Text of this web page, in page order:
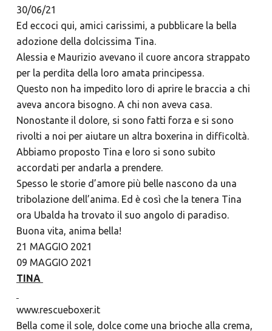
30/06/21
Ed eccoci qui, amici carissimi, a pubblicare la bella
adozione della dolcissima Tina.
Alessia e Maurizio avevano il cuore ancora strappato
per la perdita della loro amata principessa.
Questo non ha impedito loro di aprire le braccia a chi
aveva ancora bisogno. A chi non aveva casa.
Nonostante il dolore, si sono fatti forza e si sono
rivolti a noi per aiutare un altra boxerina in difficoltà.
Abbiamo proposto Tina e loro si sono subito
accordati per andarla a prendere.
Spesso le storie d’amore più belle nascono da una
tribolazione dell’anima. Ed è così che la tenera Tina
ora Ubalda ha trovato il suo angolo di paradiso.
Buona vita, anima bella!
21 MAGGIO 2021
09 MAGGIO 2021
TINA
www.rescueboxer.it
Bella come il sole, dolce come una brioche alla crema,